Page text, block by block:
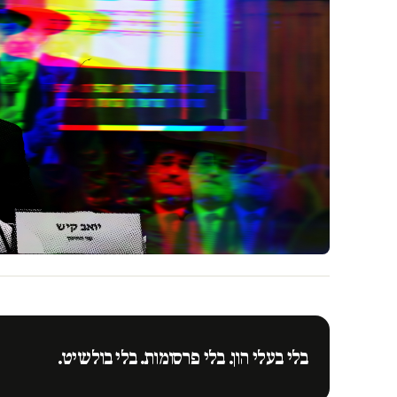
בלי בעלי הון. בלי פרסומות. בלי בולשיט.